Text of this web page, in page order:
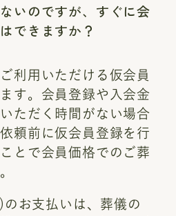
いのですが、すぐに会
できますか？
利用いただける仮会員
す。会員登録や入会金
ただく時間がない場合
頼前に仮会員登録を行
とで会員価格でのご葬
のお支払いは、葬儀の